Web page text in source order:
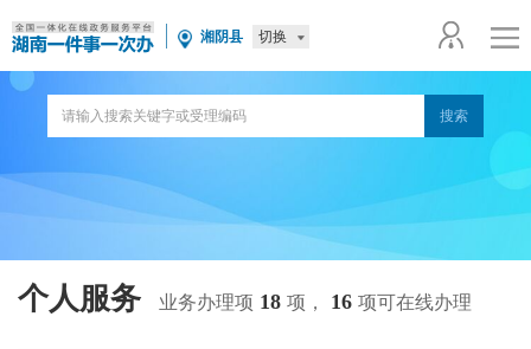
湘阴县 切换
个人服务 业务办理项 18 项， 16 项可在线办理